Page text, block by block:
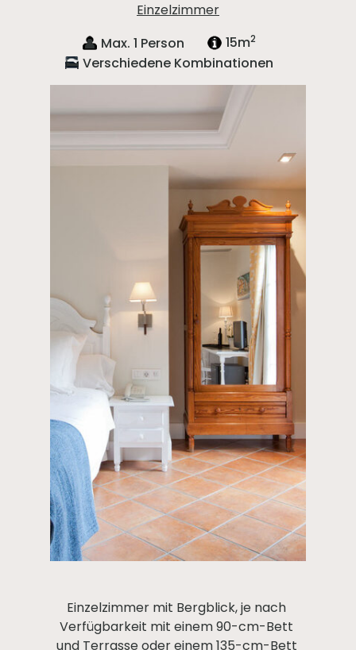
Einzelzimmer
Max. 1 Person
15m2
Verschiedene Kombinationen
Einzelzimmer mit Bergblick, je nach
Verfügbarkeit mit einem 90-cm-Bett
und Terrasse oder einem 135-cm-Bett